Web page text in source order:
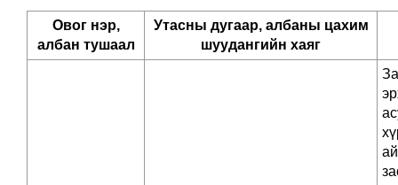
Овог нэр,
албан тушаал
Утасны дугаар, албаны цахим
шуудангийн хаяг